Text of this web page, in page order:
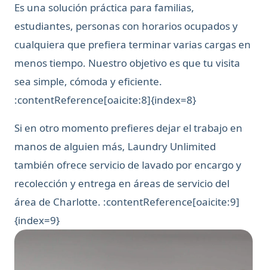
Es una solución práctica para familias,
estudiantes, personas con horarios ocupados y
cualquiera que prefiera terminar varias cargas en
menos tiempo. Nuestro objetivo es que tu visita
sea simple, cómoda y eficiente.
:contentReference[oaicite:8]{index=8}
Si en otro momento prefieres dejar el trabajo en
manos de alguien más, Laundry Unlimited
también ofrece servicio de lavado por encargo y
recolección y entrega en áreas de servicio del
área de Charlotte. :contentReference[oaicite:9]
{index=9}